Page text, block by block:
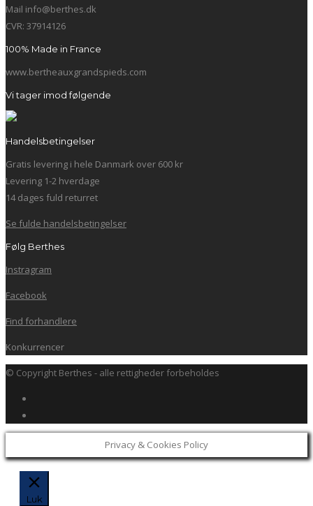
Mail info@berthes.dk
CVR: 37914126
100% Made in France
www.bertheauxgrandspieds.com
Vi tager imod følgende
Handelsbetingelser
Gratis levering i hele Danmark over 600 kr
Levering 1-2 hverdage
14 dages fuld returret
Se fulde handelsbetingelser
Følg Berthes
Instragram
Facebook
Find forhandlere
Konkurrencer
© Copyright Berthes - alle rettigheder forbeholdes
Privacy & Cookies Policy
Luk